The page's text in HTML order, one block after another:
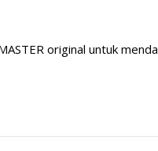
original untuk